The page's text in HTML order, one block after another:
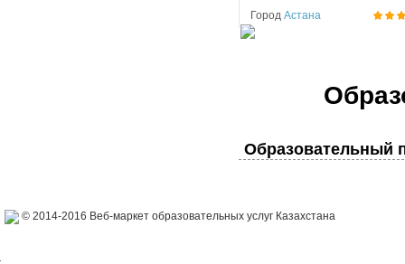
Город Астана
Образовательный
© 2014-2016 Веб-маркет образовательных услуг Казахстана